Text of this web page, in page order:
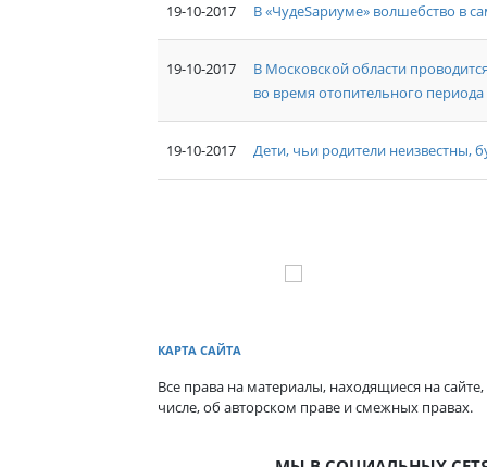
19-10-2017 В «ЧудеSариуме» волшебство в
19-10-2017
В Московской области
во время отопительного периода
19-10-2017 Дети, чьи родители неизвестны,
КАРТА САЙТА
Все права на материалы, находящиеся на
числе, об авторском праве и смежных правах.